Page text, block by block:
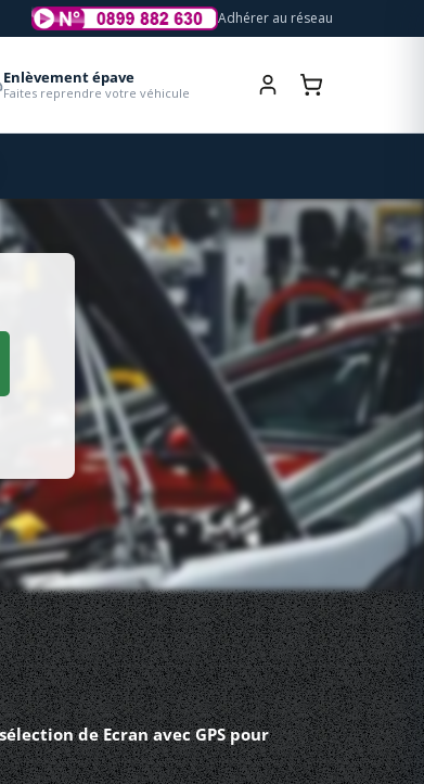
Adhérer au réseau
Enlèvement épave
Faites reprendre votre véhicule
de Ecran avec GPS pour